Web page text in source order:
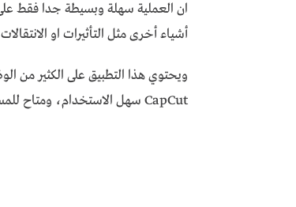
ان العملية سهلة وبسيطة جدا فقط
أشياء أخرى مثل التأثيرات او
ويحتوي هذا التطبيق على الكثير من
CapCut سهل الاستخدام، ومتاح للمستخدمين بشكل مجاني.